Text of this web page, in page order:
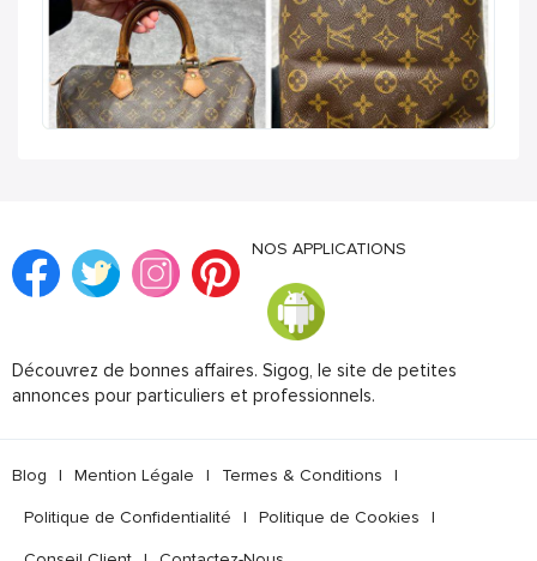
NOS APPLICATIONS
Découvrez de bonnes affaires. Sigog, le site de petites
annonces pour particuliers et professionnels.
Blog | Mention Légale | Termes & Conditions |
Politique de Confidentialité | Politique de Cookies |